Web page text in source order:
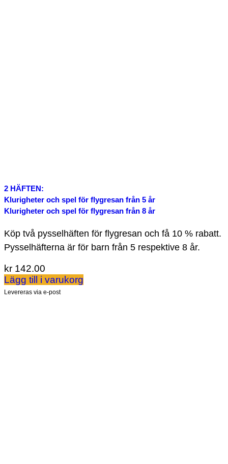
2 HÄFTEN:
Klurigheter och spel för flygresan från 5 år
Klurigheter och spel för flygresan från 8 år
Köp två pysselhäften för flygresan och få 10 % rabatt.
Pysselhäfterna är för barn från 5 respektive 8 år.
kr 142.00
Lägg till i varukorg
Levereras via e-post